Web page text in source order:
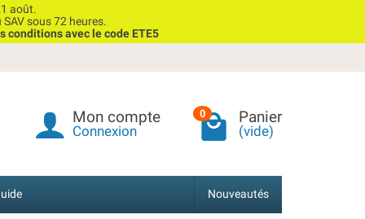
août.
sous 72 heures.
conditions avec le code ETE5
Mon compte
Connexion
0 Panier
(vide)
Nouveautés